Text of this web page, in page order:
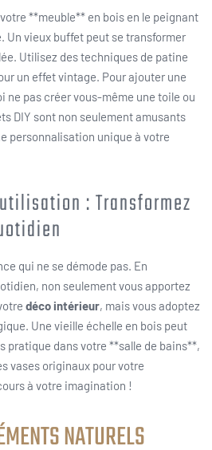
**meuble** en bois en le peignant
Un vieux buffet peut se transformer
Utilisez des techniques de patine
un effet vintage. Pour ajouter une
pas créer vous-même une toile ou
DIY sont non seulement amusants
personnalisation unique à votre
: Transformez
qui ne se démode pas. En
non seulement vous apportez
déco intérieur, mais vous adoptez
Une vieille échelle en bois peut
pratique dans votre **salle de bains**,
vases originaux pour votre
à votre imagination !
NATURELS